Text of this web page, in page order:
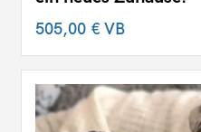
505,00 €VB